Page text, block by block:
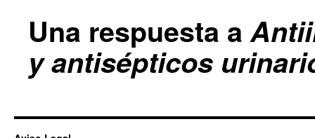
Una respuesta a
y antisépticos